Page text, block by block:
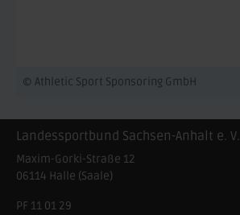
© Athletic Sport Sponsoring GmbH
Landessportbund Sachsen-Anhalt e. V.
Maxim-Gorki-Straße 12
06114 Halle (Saale)
PF 11 01 29